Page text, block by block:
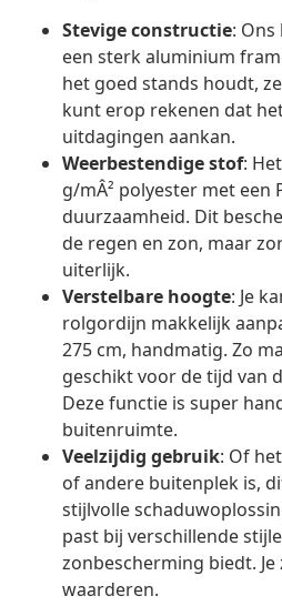
Stevige constructie:
een sterk aluminium
het goed stands houdt,
kunt erop rekenen dat
uitdagingen aankan.
Weerbestendige stof:
g/mÂ² polyester met een
duurzaamheid. Dit
de regen en zon, maar
uiterlijk.
Verstelbare hoogte: Je
rolgordijn makkelijk
275 cm, handmatig. Zo
geschikt voor de tijd van
Deze functie is super
buitenruimte.
Veelzijdig gebruik: Of
of andere buitenplek is,
stijlvolle
past bij verschillende
zonbescherming biedt.
waarderen.